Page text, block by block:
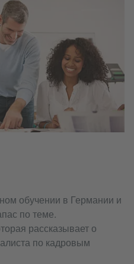
обучении в Германии и
по теме.
рассказывает о
по кадровым